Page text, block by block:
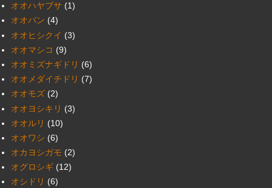
オオハヤブサ (1)
オオバン (4)
オオヒシクイ (3)
オオマシコ (9)
オオミズナギドリ (6)
オオメダイチドリ (7)
オオモズ (2)
オオヨシキリ (3)
オオルリ (10)
オオワシ (6)
オカヨシガモ (2)
オグロシギ (12)
オシドリ (6)